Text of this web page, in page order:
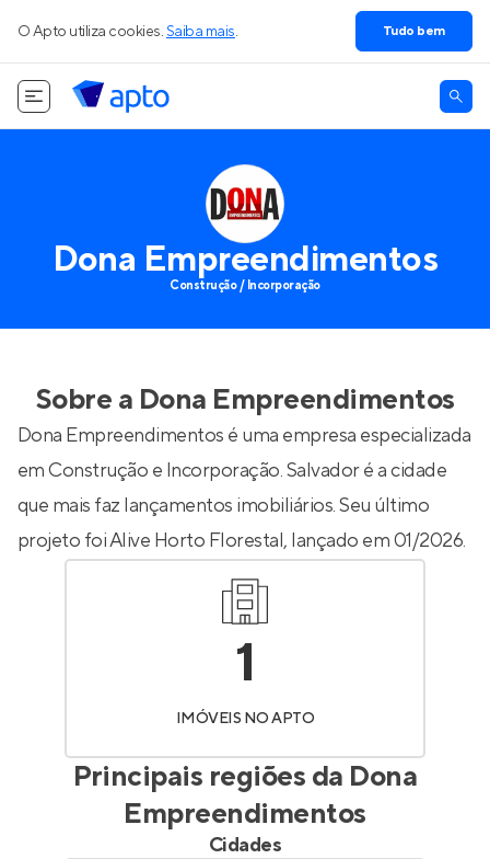
O Apto utiliza cookies. Saiba mais. Tudo bem
Dona Empreendimentos
Construção / Incorporação
Sobre a Dona Empreendimentos
Dona Empreendimentos é uma empresa especializada
em Construção e Incorporação. Salvador é a cidade
que mais faz lançamentos imobiliários. Seu último
projeto foiAlive Horto Florestal, lançado em 01/2026.
1
IMÓVEIS NO APTO
Principais regiões da Dona
Empreendimentos
Cidades